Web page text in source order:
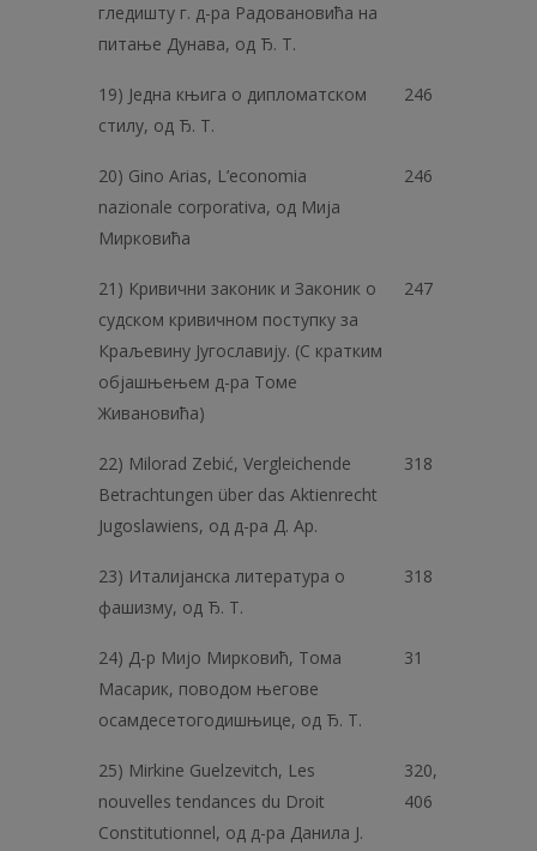
гледишту г. д-ра Радовановића на
питање Дунава, од Ђ. Т.
19) Једна књига о дипломатском
стилу, од Ђ. Т.
246
20) Gino Arias, L’economia
nazionale corporativa, од Мија
Мирковића
246
21) Кривични законик и Законик о
судском кривичном поступку за
Краљевину Југославију. (С кратким
објашњењем д-ра Томе
Живановића)
247
22) Milorad Zebić, Vergleichende
Betrachtungen über das Aktienrecht
Jugoslawiens, од д-ра Д. Ap.
318
23) Италијанска литература о
фашизму, од Ђ. Т.
318
24) Д-р Мијо Мирковић, Тома
Масарик, поводом његове
осамдесетогодишњице, од Ђ. Т.
31
25) Mirkine Guelzevitch, Les
nouvelles tendances du Droit
Constitutionnel, од д-ра Данила J.
320,
406